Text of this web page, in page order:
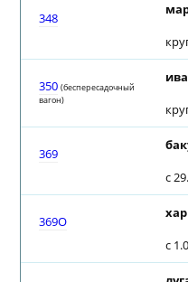
348
350 (беспересадочный
вагон)
369
с
369О
с